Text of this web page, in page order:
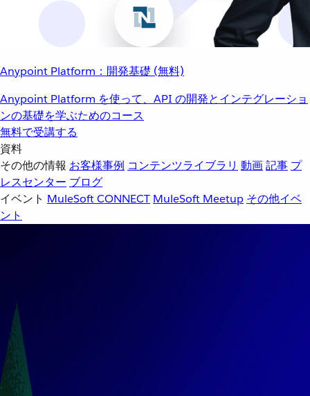
Anypoint Platform：開発基礎 (無料)
Anypoint Platform を使って、API の開発とインテグレーショ
ンの基礎を学ぶためのコース
無料で受講する
資料
その他の情報 お客様事例 コンテンツライブラリ 動画記事 プ
レスセンター ブログ
イベント MuleSoft CONNECT MuleSoft Meetup その他イベ
ント